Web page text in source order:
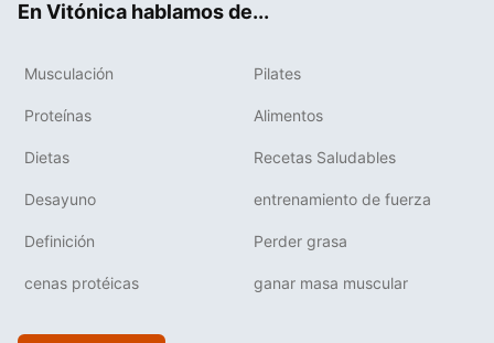
En Vitónica hablamos de...
Musculación Pilates
Proteínas Alimentos
Dietas Recetas Saludables
Desayuno entrenamiento de fuerza
Definición Perder grasa
cenas protéicas ganar masa muscular